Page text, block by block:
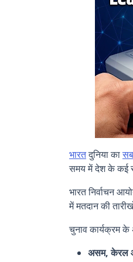
भारतदुनिया का
समय में देश के कई
भारत निर्वाचन
में मतदान की
चुनाव कार्यक्रम के
असम, केरल